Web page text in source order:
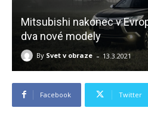
Mitsubishi nakonec v
dva nové modely
By Svet v obraze - 13.3.2021
Facebook Twitter